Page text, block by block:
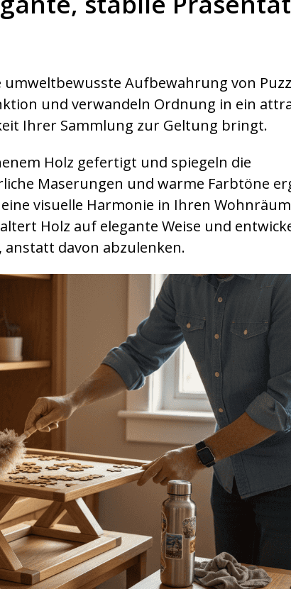
Aufbewahrung von
und verwandeln Ordnung in ein
Ihrer Sammlung zur Geltung bringt.
Holz gefertigt und spiegeln die
Maserungen und warme Farbtöne
visuelle Harmonie in Ihren
Holz auf elegante Weise und
davon abzulenken.